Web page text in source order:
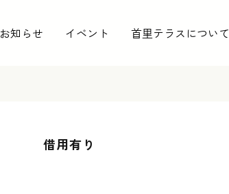
お知らせ イベント 首里テラスについて
借用有り